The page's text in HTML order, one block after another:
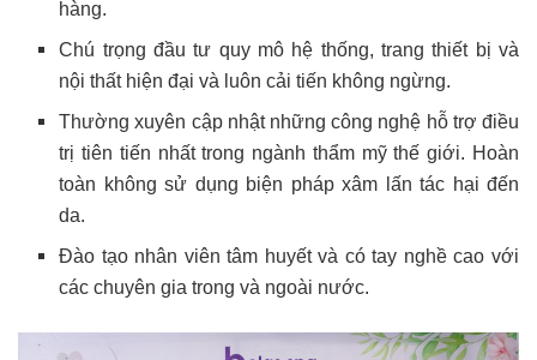
hàng.
Chú trọng đầu tư quy mô hệ thống, trang thiết bị và
nội thất hiện đại và luôn cải tiến không ngừng.
Thường xuyên cập nhật những công nghệ hỗ trợ điều
trị tiên tiến nhất trong ngành thẩm mỹ thế giới. Hoàn
toàn không sử dụng biện pháp xâm lấn tác hại đến
da.
Đào tạo nhân viên tâm huyết và có tay nghề cao với
các chuyên gia trong và ngoài nước.